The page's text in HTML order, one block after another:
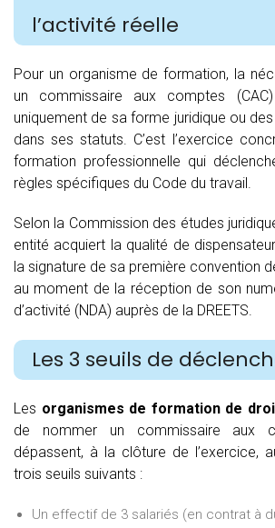
l’activité réelle
Pour un organisme de formation, la
un commissaire aux comptes
uniquement de sa forme juridique ou
dans ses statuts. C’est l’exercice
formation professionnelle qui
règles spécifiques du Code du travail.
Selon la Commission des études
entité acquiert la qualité de
la signature de sa première convention
au moment de la réception de son
d’activité (NDA) auprès de la DREETS.
Les 3 seuils de
Les organismes de formation de
de nommer un commissaire aux
dépassent, à la clôture de l’exercice,
trois seuils suivants :
Un effectif de 3 salariés (en contrat à